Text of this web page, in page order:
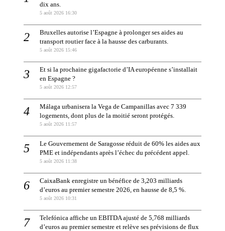
dix ans.
5 août 2026 16:30
Bruxelles autorise l’Espagne à prolonger ses aides au
transport routier face à la hausse des carburants.
5 août 2026 15:46
Et si la prochaine gigafactorie d’IA européenne s’installait
en Espagne ?
5 août 2026 12:57
Málaga urbanisera la Vega de Campanillas avec 7 339
logements, dont plus de la moitié seront protégés.
5 août 2026 11:57
Le Gouvernement de Saragosse réduit de 60% les aides aux
PME et indépendants après l’échec du précédent appel.
5 août 2026 11:38
CaixaBank enregistre un bénéfice de 3,203 milliards
d’euros au premier semestre 2026, en hausse de 8,5 %.
5 août 2026 10:31
Telefónica affiche un EBITDA ajusté de 5,768 milliards
d’euros au premier semestre et relève ses prévisions de flux